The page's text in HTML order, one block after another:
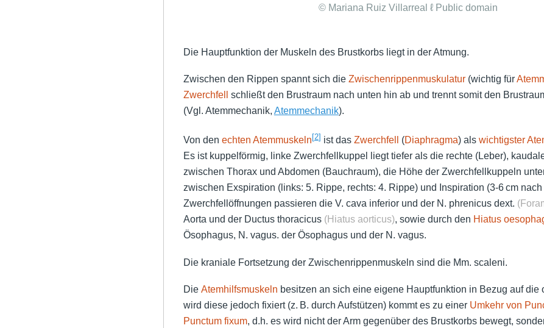
© Mariana Ruiz Villarreal ℓ Public domain
Die Hauptfunktion der Muskeln des Brustkorbs liegt in der Atmung.
Zwischen den Rippen spannt sich die Zwischenrippenmuskulatur(wichtig für
Zwerchfell
schließt den Brustraum nach unten hin ab und trennt somit den
(Vgl. Atemmechanik, Atemmechanik).
Von den echten Atemmuskeln [2] ist das Zwerchfell (Diaphragma) als wichtigster
Es ist kuppelförmig, linke Zwerchfellkuppel liegt tiefer als die rechte (Leber),
zwischen Thorax und Abdomen (Bauchraum), die Höhe der Zwerchfellkuppeln
zwischen Exspiration (links: 5. Rippe, rechts: 4. Rippe) und Inspiration (3-6 cm
Zwerchfellöffnungen passieren die V. cava inferior und der N. phrenicus dext.
Aorta und der Ductus thoracicus (Hiatus aorticus), sowie durch den Hiatus
Ösophagus, N. vagus. der Ösophagus und der N. vagus.
Die kraniale Fortsetzung der Zwischenrippenmuskeln sind die Mm. scaleni.
Die Atemhilfsmuskeln besitzen an sich eine eigene Hauptfunktion in Bezug auf die
wird diese jedoch fixiert (z. B. durch Aufstützen) kommt es zu einer Umkehr von
Punctum fixum, d.h. es wird nicht der Arm gegenüber des Brustkorbs bewegt,